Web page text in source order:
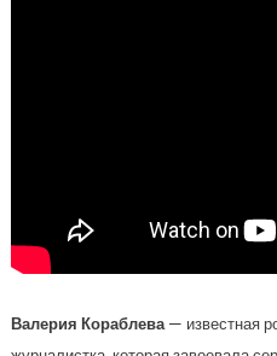
Валерия Кораблева— известная